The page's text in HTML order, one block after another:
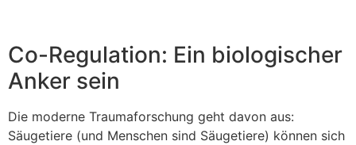
Co-Regulation: Ein biologischer
Anker sein
Die moderne Traumaforschung geht davon aus:
Säugetiere (und Menschen sind Säugetiere) können sich